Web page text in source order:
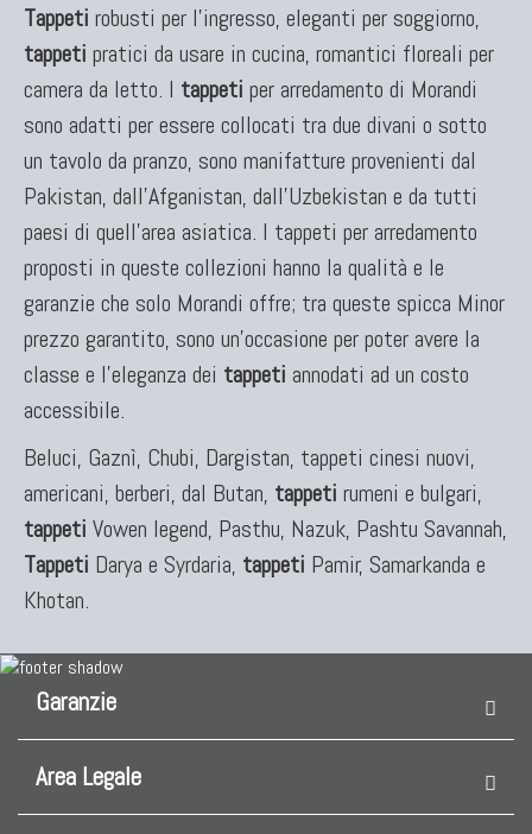
KILIM
Kilim Vecchi E Antichi
Kilim Nuovi
Nuovissimi Kilim India
Arazzi E Ricami
TAPPETI PER ARREDAMENTO
Tappeti Turchi Vecchi E Nuovi
Tappeti Turcomanni Vecchi E Nuovi
Tappeti Ghazni
Tappeti Beluci
Tappeti Dal Mondo
Tappeti robusti per l'ingresso, eleganti per soggiorno,
tappeti pratici da usare in cucina, romantici floreali per
camera da letto. I tappeti per arredamento di Morandi
sono adatti per essere collocati tra due divani o sotto
un tavolo da pranzo, sono manifatture provenienti dal
Pakistan, dall'Afganistan, dall'Uzbekistan e da tutti
paesi di quell'area asiatica. I tappeti per arredamento
proposti in queste collezioni hanno la qualità e le
garanzie che solo Morandi offre; tra queste spicca Minor
prezzo garantito, sono un'occasione per poter avere la
classe e l'eleganza dei tappeti annodati ad un costo
accessibile.
Beluci, Gaznì, Chubi, Dargistan, tappeti cinesi nuovi,
americani, berberi, dal Butan, tappeti rumeni e bulgari,
tappeti Vowen legend, Pasthu, Nazuk, Pashtu Savannah,
Tappeti Darya e Syrdaria, tappeti Pamir, Samarkanda e
Khotan.
Garanzie
Area Legale